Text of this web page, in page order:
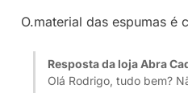
O.material das espumas é
Resposta da loja Abra
Olá Rodrigo, tudo bem?